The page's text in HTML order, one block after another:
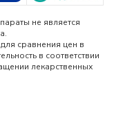
не является
сравнения цен в
в соответствии
лекарственных